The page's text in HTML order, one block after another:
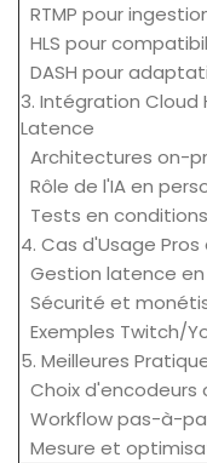
RTMP pour
HLS pour
DASH pour
3. Intégration Cloud
Latence
Architectures on-
Rôle de l'IA en
Tests en
4. Cas d'Usage
Gestion latence
Sécurité et
Exemples Twitch/
5. Meilleures
Choix
Workflow pas-à-
Mesure et